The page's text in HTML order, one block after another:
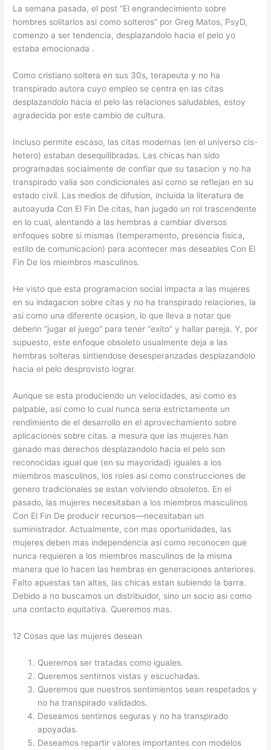
La semana pasada, el post “El engrandecimiento sobre
hombres solitarios asi­ como solteros” por Greg Matos, PsyD,
comenzo a ser tendencia, desplazandolo hacia el pelo yo
estaba emocionada .
Como cristiano soltera en sus 30s, terapeuta y no ha
transpirado autora cuyo empleo se centra en las citas
desplazandolo hacia el pelo las relaciones saludables, estoy
agradecida por este cambio de cultura.
Incluso permite escaso, las citas modernas (en el universo cis-
hetero) estaban desequilibradas. Las chicas han sido
programadas socialmente de confiar que su tasacion y no ha
transpirado valia son condicionales asi­ como se reflejan en su
estado civil. Las medios de difusion, incluida la literatura de
autoayuda Con El Fin De citas, han jugado un rol trascendente
en lo cual, alentando a las hembras a cambiar diversos
enfoques sobre si mismas (temperamento, presencia fisica,
estilo de comunicacion) para acontecer mas deseables Con El
Fin De los miembros masculinos.
He visto que esta programacion social impacta a las mujeres
en su indagacion sobre citas y no ha transpirado relaciones, la
asi­ como una diferente ocasion, lo que lleva a notar que
deberin “jugar el juego” para tener “exito” y hallar pareja. Y, por
supuesto, este enfoque obsoleto usualmente deja a las
hembras solteras sintiendose desesperanzadas desplazandolo
hacia el pelo desprovisto lograr.
Aunque se esta produciendo un velocidades, asi­ como es
palpable, asi­ como lo cual nunca seri­a estrictamente un
rendimiento de el desarrollo en el aprovechamiento sobre
aplicaciones sobre citas. a mesura que las mujeres han
ganado mas derechos desplazandolo hacia el pelo son
reconocidas igual que (en su mayoridad) iguales a los
miembros masculinos, los roles asi­ como construcciones de
genero tradicionales se estan volviendo obsoletos. En el
pasado, las mujeres necesitaban a los miembros masculinos
Con El Fin De producir recursos—necesitaban un
suministrador. Actualmente, con mas oportunidades, las
mujeres deben mas independencia asi­ como reconocen que
nunca requieren a los miembros masculinos de la misma
manera que lo hacen las hembras en generaciones anteriores.
Falto apuestas tan altas, las chicas estan subiendo la barra.
Debido a no buscamos un distribuidor, sino un socio asi­ como
una contacto equitativa. Queremos mas.
12 Cosas que las mujeres desean
Queremos ser tratadas como iguales.
Queremos sentirnos vistas y escuchadas.
Queremos que nuestros sentimientos sean respetados y
no ha transpirado validados.
Deseamos sentirnos seguras y no ha transpirado
apoyadas.
Deseamos repartir valores importantes con modelos